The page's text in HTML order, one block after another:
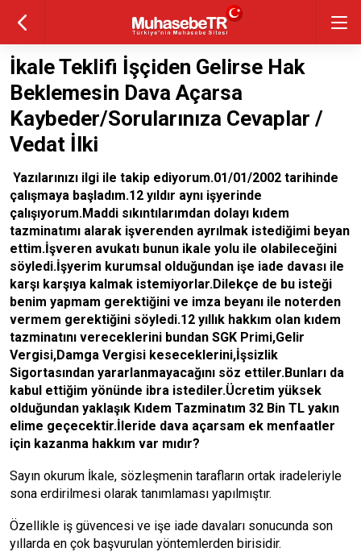
İkale Teklifi İşçiden Gelirse Hak
Beklemesin Dava Açarsa
Kaybeder/Sorularınıza Cevaplar /
Vedat İlki
Yazılarınızı ilgi ile takip ediyorum.01/01/2002 tarihinde
çalışmaya başladım.12 yıldır aynı işyerinde
çalışıyorum.Maddi sıkıntılarımdan dolayı kıdem
tazminatımı alarak işverenden ayrılmak istediğimi beyan
ettim.İşveren avukatı bunun ikale yolu ile olabileceğini
söyledi.İşyerim kurumsal olduğundan işe iade davası ile
karşı karşıya kalmak istemiyorlar.Dilekçe de bu isteği
benim yapmam gerektiğini ve imza beyanı ile noterden
vermem gerektiğini söyledi.12 yıllık hakkım olan kıdem
tazminatını vereceklerini bundan SGK Primi,Gelir
Vergisi,Damga Vergisi keseceklerini,İşsizlik
Sigortasından yararlanmayacağını söz ettiler.Bunları da
kabul ettiğim yönünde ibra istediler.Ücretim yüksek
olduğundan yaklaşık Kıdem Tazminatım 32 Bin TL yakın
elime geçecektir.İleride dava açarsam ek menfaatler
için kazanma hakkım var mıdır?
Sayın okurum İkale, sözleşmenin tarafların ortak iradeleriyle
sona erdirilmesi olarak tanımlaması yapılmıştır.
Özellikle iş güvencesi ve işe iade davaları sonucunda son
yıllarda en çok başvurulan yöntemlerden birisidir.